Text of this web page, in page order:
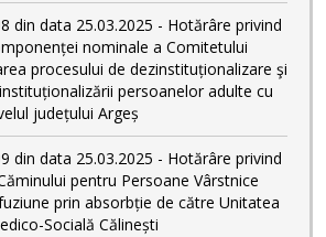
din data 25.03.2025 - Hotărâre privind
nominale a Comitetului
procesului de dezinstituționalizare şi
persoanelor adulte cu
județului Argeș
din data 25.03.2025 - Hotărâre privind
pentru Persoane Vârstnice
prin absorbție de către Unitatea
Socială Călinești